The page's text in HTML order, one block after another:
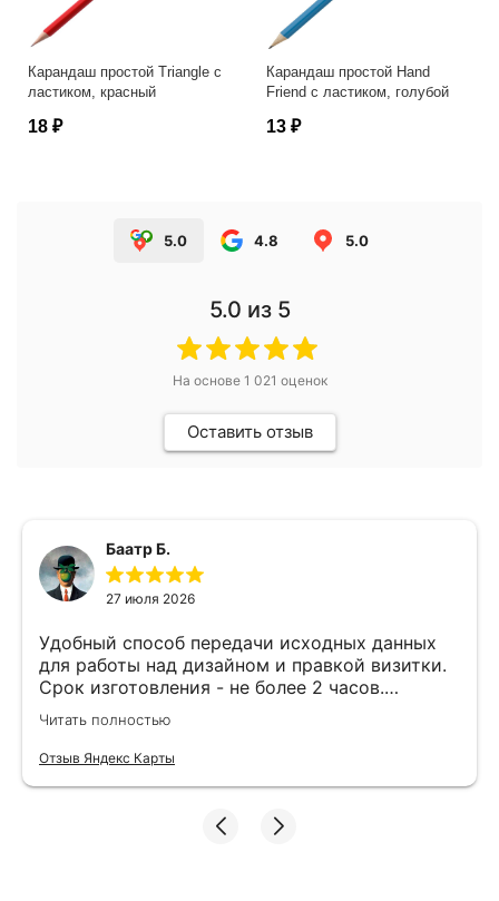
Карандаш простой Triangle с
ластиком, красный
18 ₽
Карандаш простой Hand
Friend с ластиком, голубой
13 ₽
5.0 4.8 5.0
5.0 из 5
На основе 1 021 оценок
Оставить отзыв
Баатр Б.
27 июля 2026
Удобный способ передачи исходных данных
для работы над дизайном и правкой визитки.
Срок изготовления - не более 2 часов.
Специалисты компетентные. Офис находится
в удобном месте, найти не составило труда.
Читать полностью
Отзыв Яндекс Карты